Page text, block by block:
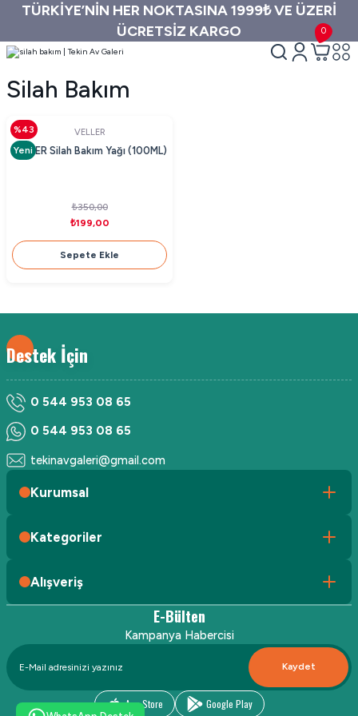
TÜRKİYE’NİN HER NOKTASINA 1999₺ VE ÜZERİ
ÜCRETSİZ KARGO
0
Silah Bakım
%43
Yeni
VELLER
VELLER Silah Bakım Yağı (100ML)
₺350,00
₺199,00
Sepete Ekle
Destek İçin
0 544 953 08 65
0 544 953 08 65
tekinavgaleri@gmail.com
Kurumsal
Kategoriler
Alışveriş
E-Bülten
Kampanya Habercisi
Kaydet
App Store Google Play